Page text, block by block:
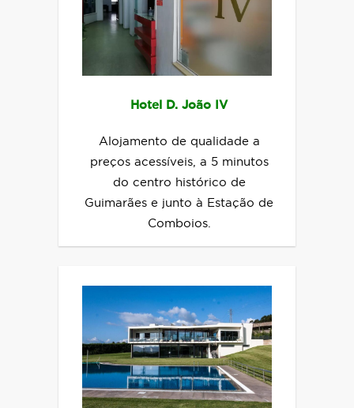
Hotel D. João IV
Alojamento de qualidade a
preços acessíveis, a 5 minutos
do centro histórico de
Guimarães e junto à Estação de
Comboios.